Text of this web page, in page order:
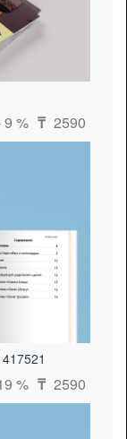
9 % ₸ 2590
% ₸ 2590